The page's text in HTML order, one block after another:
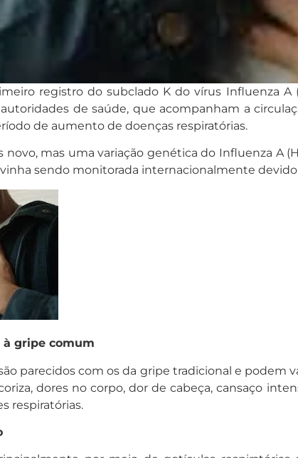
registro do subclado K do vírus Influenza A
de saúde, que acompanham a
de aumento de doenças respiratórias.
novo, mas uma variação genética do Influenza A
sendo monitorada internacionalmente
gripe comum
parecidos com os da gripe tradicional e
dores no corpo, dor de cabeça, cansaço
respiratórias.